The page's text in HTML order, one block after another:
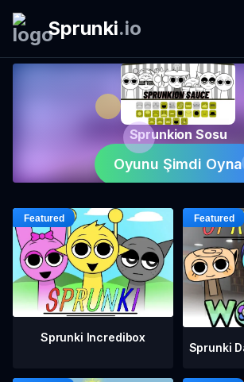
Sprunki.io
Sprunkion Sosu
Oyunu Şimdi Oyna
Sprunki Incredibox
Sprunki